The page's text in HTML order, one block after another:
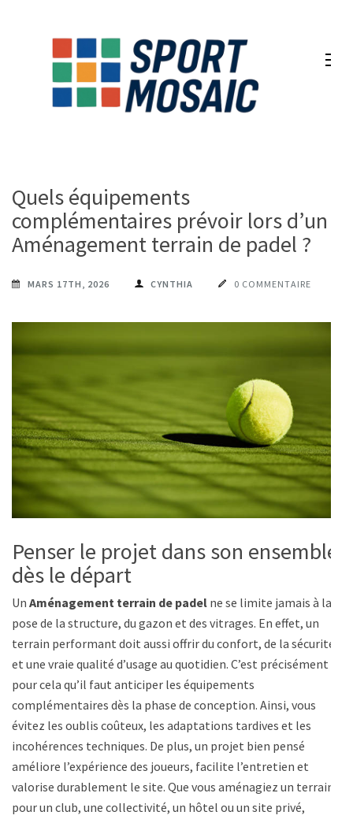
Quels équipements
complémentaires prévoir lors d’un
Aménagement terrain de padel ?
MARS 17TH, 2026 CYNTHIA 0 COMMENTAIRE
Penser le projet dans son ensemble
dès le départ
Un Aménagement terrain de padel ne se limite jamais à la
pose de la structure, du gazon et des vitrages. En effet, un
terrain performant doit aussi offrir du confort, de la sécurité
et une vraie qualité d’usage au quotidien. C’est précisément
pour cela qu’il faut anticiper les équipements
complémentaires dès la phase de conception. Ainsi, vous
évitez les oublis coûteux, les adaptations tardives et les
incohérences techniques. De plus, un projet bien pensé
améliore l’expérience des joueurs, facilite l’entretien et
valorise durablement le site. Que vous aménagiez un terrain
pour un club, une collectivité, un hôtel ou un site privé,